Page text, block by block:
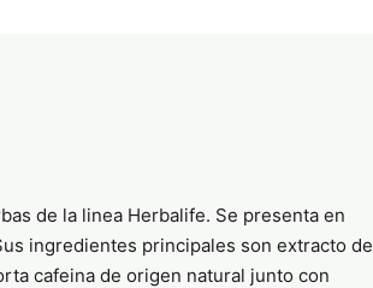
de la linea Herbalife. Se presenta en
ingredientes principales son extracto de
cafeina de origen natural junto con